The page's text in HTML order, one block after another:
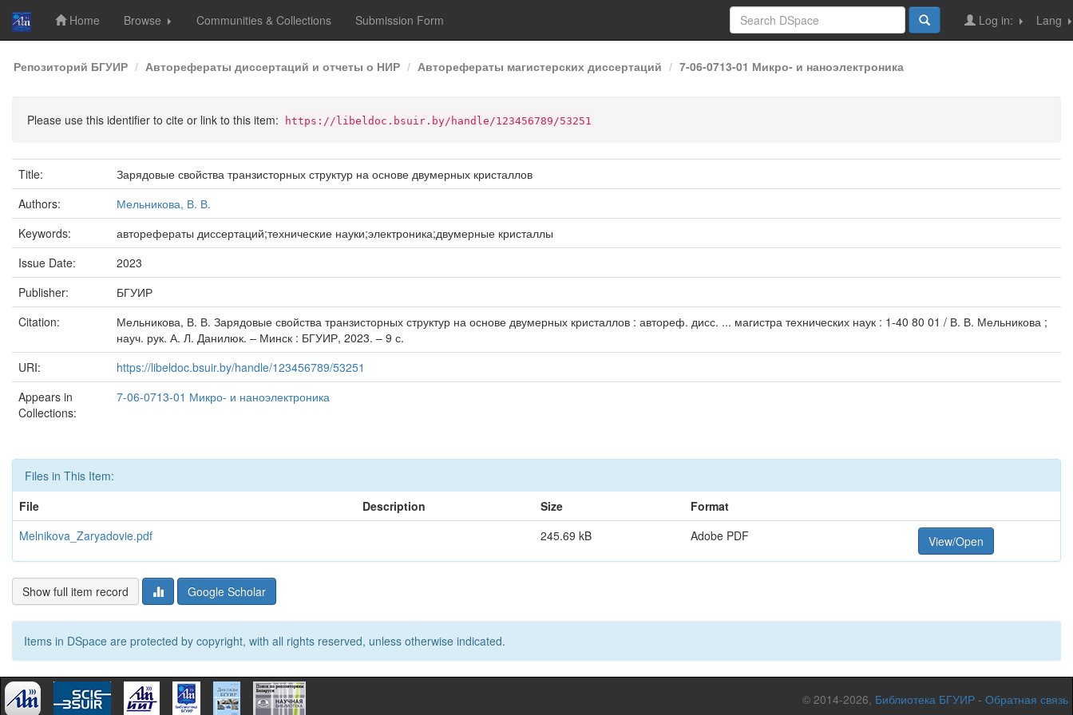
Skip
navigation
Home Browse Communities & Collections Submission Form Lang
Log in:
Репозиторий БГУИР Авторефераты диссертаций и отчеты о НИР Авторефераты магистерских диссертаций 7-06-0713-01 Микро- и наноэлектроника
Please use this identifier to cite or link to this item: https://libeldoc.bsuir.by/handle/123456789/53251
Title:
Зарядовые свойства транзисторных структур на основе двумерных кристаллов
Authors:
Мельникова, В. В.
Keywords:
авторефераты диссертаций;технические науки;электроника;двумерные кристаллы
Issue Date:
2023
Publisher:
БГУИР
Citation:
Мельникова, В. В. Зарядовые свойства транзисторных структур на основе двумерных кристаллов : автореф. дисс. ... магистра технических наук : 1-40 80 01 / В. В. Мельникова ;
науч. рук. А. Л. Данилюк. – Минск : БГУИР, 2023. – 9 с.
URI:
https://libeldoc.bsuir.by/handle/123456789/53251
Appears in
Collections:
7-06-0713-01 Микро- и наноэлектроника
Files in This Item:
File
Description Size
Format
Melnikova_Zaryadovie.pdf
245.69 kB Adobe PDF View/Open
Show full item record Google Scholar
Items in DSpace are protected by copyright, with all rights reserved, unless otherwise indicated.
© 2014-2026, Библиотека БГУИР - Обратная связь